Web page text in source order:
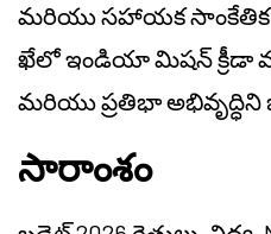
మరియు సహాయక సాంకేతిక
ఖేలో ఇండియా మిషన్ క్రీడా
మరియు ప్రతిభా అభివృద్ధిని
సారాంశం